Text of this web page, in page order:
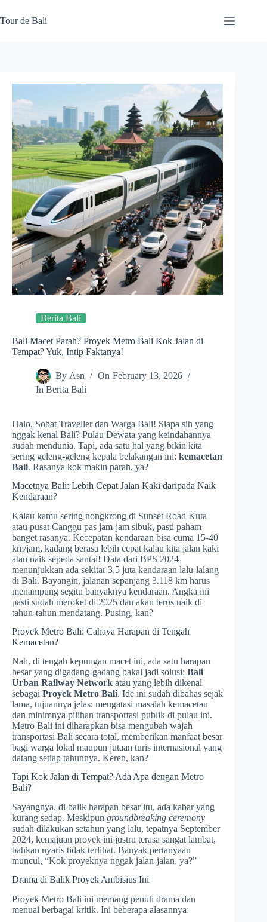
to
content
Tour de Bali
Berita Bali
Bali Macet Parah? Proyek Metro Bali Kok Jalan di
Tempat? Yuk, Intip Faktanya!
By Asn On February 13, 2026
In Berita Bali
Halo, Sobat Traveller dan Warga Bali! Siapa sih yang
nggak kenal Bali? Pulau Dewata yang keindahannya
sudah mendunia. Tapi, ada satu hal yang bikin kita
sering geleng-geleng kepala belakangan ini: kemacetan
Bali. Rasanya kok makin parah, ya?
Macetnya Bali: Lebih Cepat Jalan Kaki daripada Naik
Kendaraan?
Kalau kamu sering nongkrong di Sunset Road Kuta
atau pusat Canggu pas jam-jam sibuk, pasti paham
banget rasanya. Kecepatan kendaraan bisa cuma 15-40
km/jam, kadang berasa lebih cepat kalau kita jalan kaki
atau naik sepeda santai! Data dari BPS 2024
menunjukkan ada sekitar 3,5 juta kendaraan lalu-lalang
di Bali. Bayangin, jalanan sepanjang 3.118 km harus
menampung segitu banyaknya kendaraan. Angka ini
pasti sudah meroket di 2025 dan akan terus naik di
tahun-tahun mendatang. Pusing, kan?
Proyek Metro Bali: Cahaya Harapan di Tengah
Kemacetan?
Nah, di tengah kepungan macet ini, ada satu harapan
besar yang digadang-gadang bakal jadi solusi: Bali
Urban Railway Network atau yang lebih dikenal
sebagai Proyek Metro Bali. Ide ini sudah dibahas sejak
lama, tujuannya jelas: mengatasi masalah kemacetan
dan minimnya pilihan transportasi publik di pulau ini.
Metro Bali ini diharapkan bisa mengubah wajah
transportasi Bali secara total, memberikan manfaat besar
bagi warga lokal maupun jutaan turis internasional yang
datang setiap tahunnya. Keren, kan?
Tapi Kok Jalan di Tempat? Ada Apa dengan Metro
Bali?
Sayangnya, di balik harapan besar itu, ada kabar yang
kurang sedap. Meskipun groundbreaking ceremony
sudah dilakukan setahun yang lalu, tepatnya September
2024, kemajuan proyek ini justru terasa sangat lambat,
bahkan nyaris tidak terlihat. Banyak pertanyaan
muncul, “Kok proyeknya nggak jalan-jalan, ya?”
Drama di Balik Proyek Ambisius Ini
Proyek Metro Bali ini memang penuh drama dan
menuai berbagai kritik. Ini beberapa alasannya: